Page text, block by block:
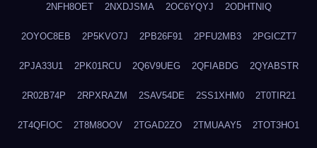
2NFH8OET 2NXDJSMA 2OC6YQYJ 2ODHTNIQ
2OYOC8EB 2P5KVO7J 2PB26F91 2PFU2MB3 2PGICZT7
2PJA33U1 2PK01RCU 2Q6V9UEG 2QFIABDG 2QYABSTR
2R02B74P 2RPXRAZM 2SAV54DE 2SS1XHM0 2T0TIR21
2T4QFIOC 2T8M8OOV 2TGAD2ZO 2TMUAAY5 2TOT3HO1